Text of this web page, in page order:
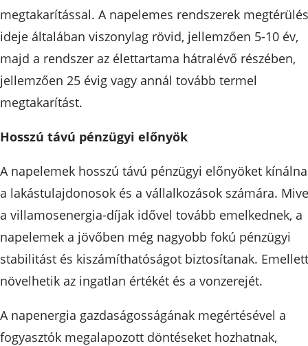
megtakarítással. A napelemes rendszerek
ideje általában viszonylag rövid, jellemzően 5-10 év,
majd a rendszer az élettartama hátralévő részében,
jellemzően 25 évig vagy annál tovább termel
megtakarítást.
Hosszú távú pénzügyi előnyök
A napelemek hosszú távú pénzügyi előnyöket
a lakástulajdonosok és a vállalkozások számára.
a villamosenergia-díjak idővel tovább emelkednek, a
napelemek a jövőben még nagyobb fokú pénzügyi
stabilitást és kiszámíthatóságot biztosítanak. Emellett
növelhetik az ingatlan értékét és a vonzerejét.
A napenergia gazdaságosságának megértésével a
fogyasztók megalapozott döntéseket hozhatnak,